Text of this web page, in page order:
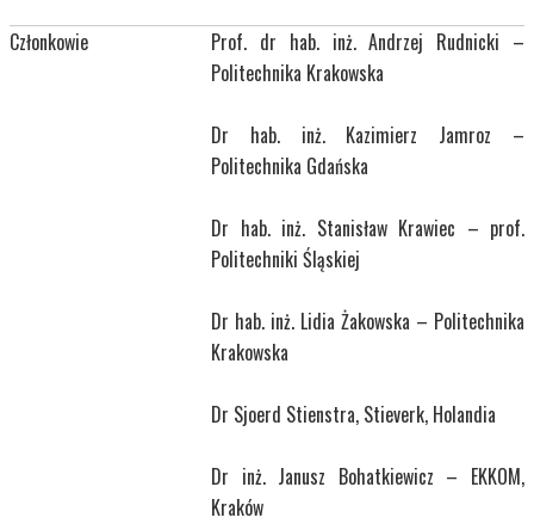
Członkowie
Prof. dr hab. inż. Andrzej Rudnicki –
Politechnika Krakowska
Dr hab. inż. Kazimierz Jamroz –
Politechnika Gdańska
Dr hab. inż. Stanisław Krawiec – prof.
Politechniki Śląskiej
Dr hab. inż. Lidia Żakowska – Politechnika
Krakowska
Dr Sjoerd Stienstra, Stieverk, Holandia
Dr inż. Janusz Bohatkiewicz – EKKOM,
Kraków